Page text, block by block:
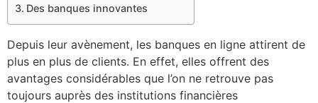
Des banques innovantes
Depuis leur avènement, les banques en ligne attirent de
plus en plus de clients. En effet, elles offrent des
avantages considérables que l’on ne retrouve pas
toujours auprès des institutions financières